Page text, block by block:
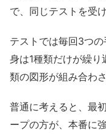
で、同じテストを受け
テストでは毎回3つ
身は1種類だけが繰
類の図形が組み合わ
普通に考えると、最
ープの方が、本番に